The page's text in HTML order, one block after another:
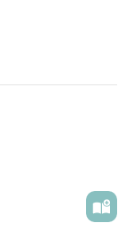
の子についたア